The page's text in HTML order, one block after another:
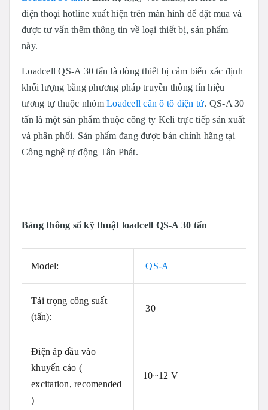
điện thoại hotline xuất hiện trên màn hình để đặt mua và
được tư vấn thêm thông tin về loại thiết bị, sản phẩm
này.
Loadcell QS-A 30 tấn là dòng thiết bị cảm biến xác định
khối lượng bằng phương pháp truyền thông tín hiệu
tương tự thuộc nhóm Loadcell cân ô tô điện tử. QS-A 30
tấn là một sản phẩm thuộc công ty Keli trực tiếp sản xuất
và phân phối. Sản phẩm đang được bán chính hãng tại
Công nghệ tự động Tân Phát.
Bảng thông số kỹ thuật loadcell QS-A 30 tấn
Model: QS-A
Tải trọng công suất
(tấn):
30
Điện áp đầu vào
khuyến cáo (
excitation, recomended
)
10~12 V